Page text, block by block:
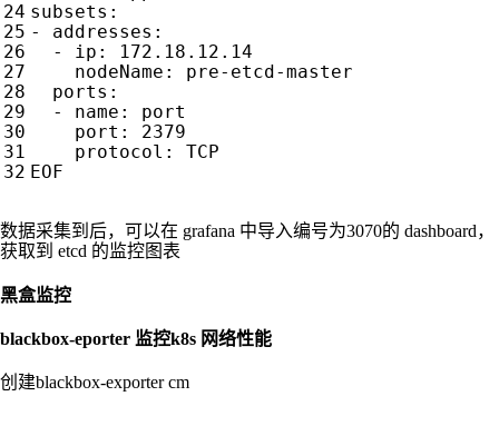
subsets :
- addresses :
- ip :
172.18.12.14
nodeName :
pre-etcd-master
ports :
- name :
port
port :
2379
protocol :
TCP
EOF
数据采集到后，可以在 grafana 中导入编号为3070的 dashboard，
获取到 etcd 的监控图表
黑盒监控
blackbox-eporter 监控k8s 网络性能
创建blackbox-exporter cm